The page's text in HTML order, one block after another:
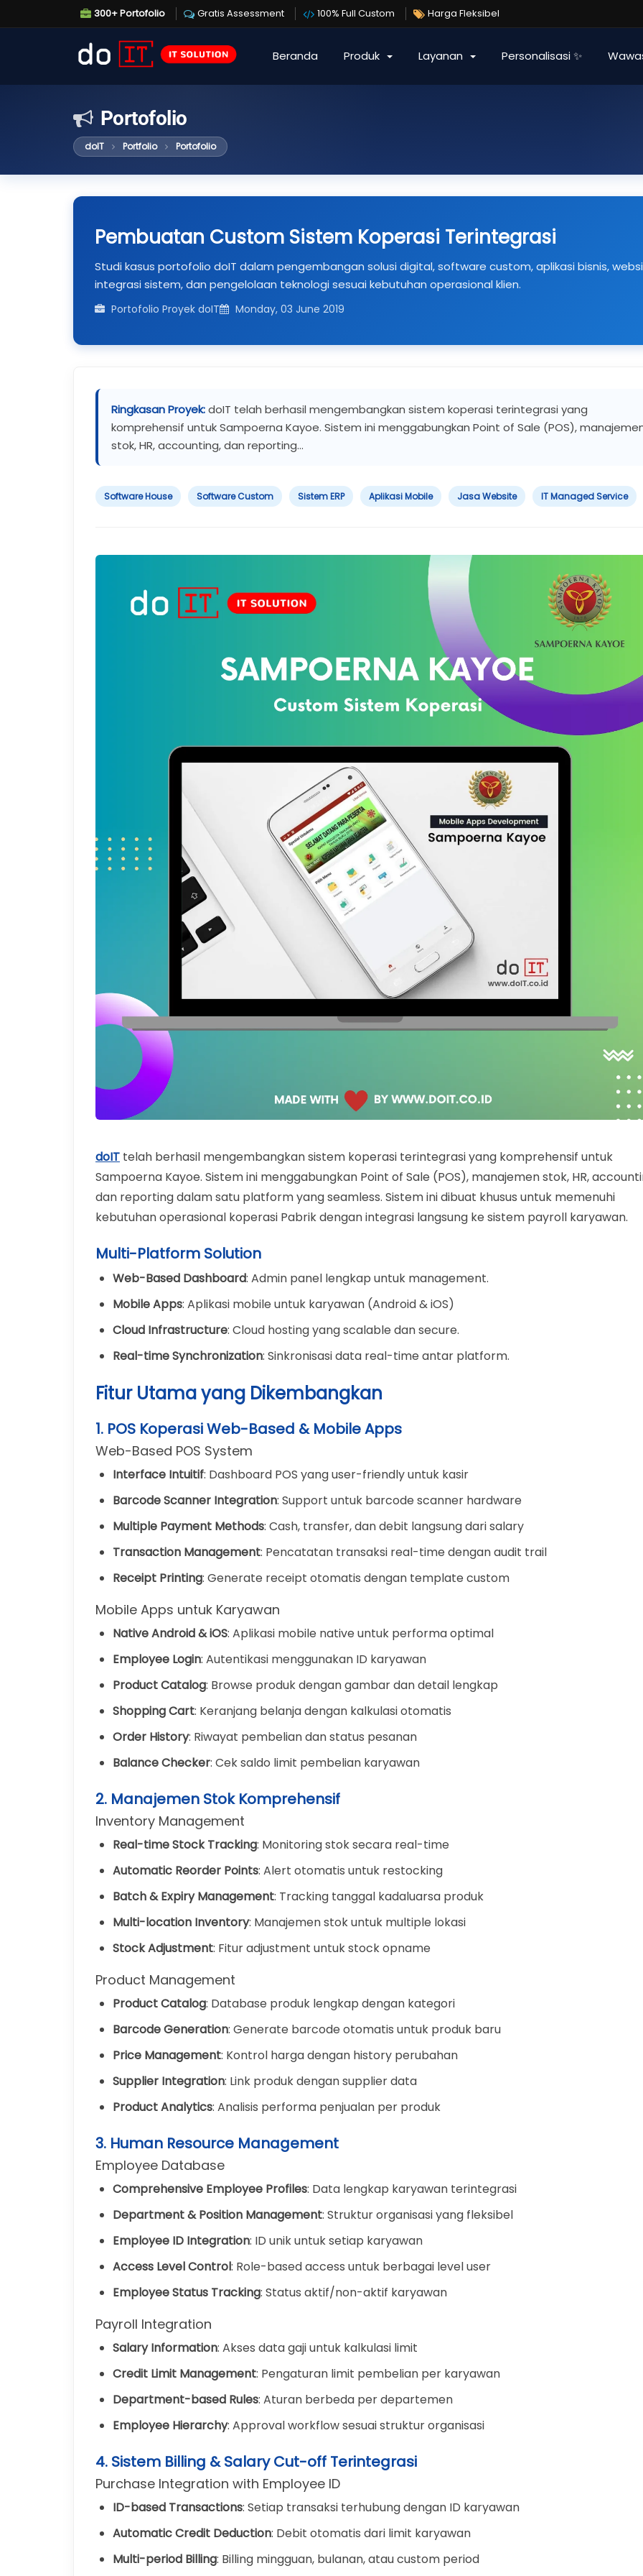
300+ Portofolio Gratis Assessment 100% Full Custom Harga Fleksibel
Beranda Produk Layanan Personalisasi ✨
Portofolio
doIT Portfolio Portofolio
Pembuatan Custom Sistem Koperasi Terintegrasi
Studi kasus portofolio doIT dalam pengembangan solusi digital, software custom, aplikasi bisnis,
integrasi sistem, dan pengelolaan teknologi sesuai kebutuhan operasional klien.
Portofolio Proyek doIT Monday, 03 June 2019
Ringkasan Proyek:doIT telah berhasil mengembangkan sistem koperasi terintegrasi yang
komprehensif untuk Sampoerna Kayoe. Sistem ini menggabungkan Point of Sale (POS),
stok, HR, accounting, dan reporting...
Software House Software Custom Sistem ERP Aplikasi Mobile Jasa Website IT Managed Service
doIT telah berhasil mengembangkan sistem koperasi terintegrasi yang komprehensif untuk
Sampoerna Kayoe. Sistem ini menggabungkan Point of Sale (POS), manajemen stok, HR,
dan reporting dalam satu platform yang seamless. Sistem ini dibuat khusus untuk memenuhi
kebutuhan operasional koperasi Pabrik dengan integrasi langsung ke sistem payroll karyawan.
Multi-Platform Solution
Web-Based Dashboard: Admin panel lengkap untuk management.
Mobile Apps: Aplikasi mobile untuk karyawan (Android & iOS)
Cloud Infrastructure: Cloud hosting yang scalable dan secure.
Real-time Synchronization: Sinkronisasi data real-time antar platform.
Fitur Utama yang Dikembangkan
1. POS Koperasi Web-Based & Mobile Apps
Web-Based POS System
Interface Intuitif: Dashboard POS yang user-friendly untuk kasir
Barcode Scanner Integration: Support untuk barcode scanner hardware
Multiple Payment Methods: Cash, transfer, dan debit langsung dari salary
Transaction Management: Pencatatan transaksi real-time dengan audit trail
Receipt Printing: Generate receipt otomatis dengan template custom
Mobile Apps untuk Karyawan
Native Android & iOS: Aplikasi mobile native untuk performa optimal
Employee Login: Autentikasi menggunakan ID karyawan
Product Catalog: Browse produk dengan gambar dan detail lengkap
Shopping Cart: Keranjang belanja dengan kalkulasi otomatis
Order History: Riwayat pembelian dan status pesanan
Balance Checker: Cek saldo limit pembelian karyawan
2. Manajemen Stok Komprehensif
Inventory Management
Real-time Stock Tracking: Monitoring stok secara real-time
Automatic Reorder Points: Alert otomatis untuk restocking
Batch & Expiry Management: Tracking tanggal kadaluarsa produk
Multi-location Inventory: Manajemen stok untuk multiple lokasi
Stock Adjustment: Fitur adjustment untuk stock opname
Product Management
Product Catalog: Database produk lengkap dengan kategori
Barcode Generation: Generate barcode otomatis untuk produk baru
Price Management: Kontrol harga dengan history perubahan
Supplier Integration: Link produk dengan supplier data
Product Analytics: Analisis performa penjualan per produk
3. Human Resource Management
Employee Database
Comprehensive Employee Profiles: Data lengkap karyawan terintegrasi
Department & Position Management: Struktur organisasi yang fleksibel
Employee ID Integration: ID unik untuk setiap karyawan
Access Level Control: Role-based access untuk berbagai level user
Employee Status Tracking: Status aktif/non-aktif karyawan
Payroll Integration
Salary Information: Akses data gaji untuk kalkulasi limit
Credit Limit Management: Pengaturan limit pembelian per karyawan
Department-based Rules: Aturan berbeda per departemen
Employee Hierarchy: Approval workflow sesuai struktur organisasi
4. Sistem Billing & Salary Cut-off Terintegrasi
Purchase Integration with Employee ID
ID-based Transactions: Setiap transaksi terhubung dengan ID karyawan
Automatic Credit Deduction: Debit otomatis dari limit karyawan
Multi-period Billing: Billing mingguan, bulanan, atau custom period